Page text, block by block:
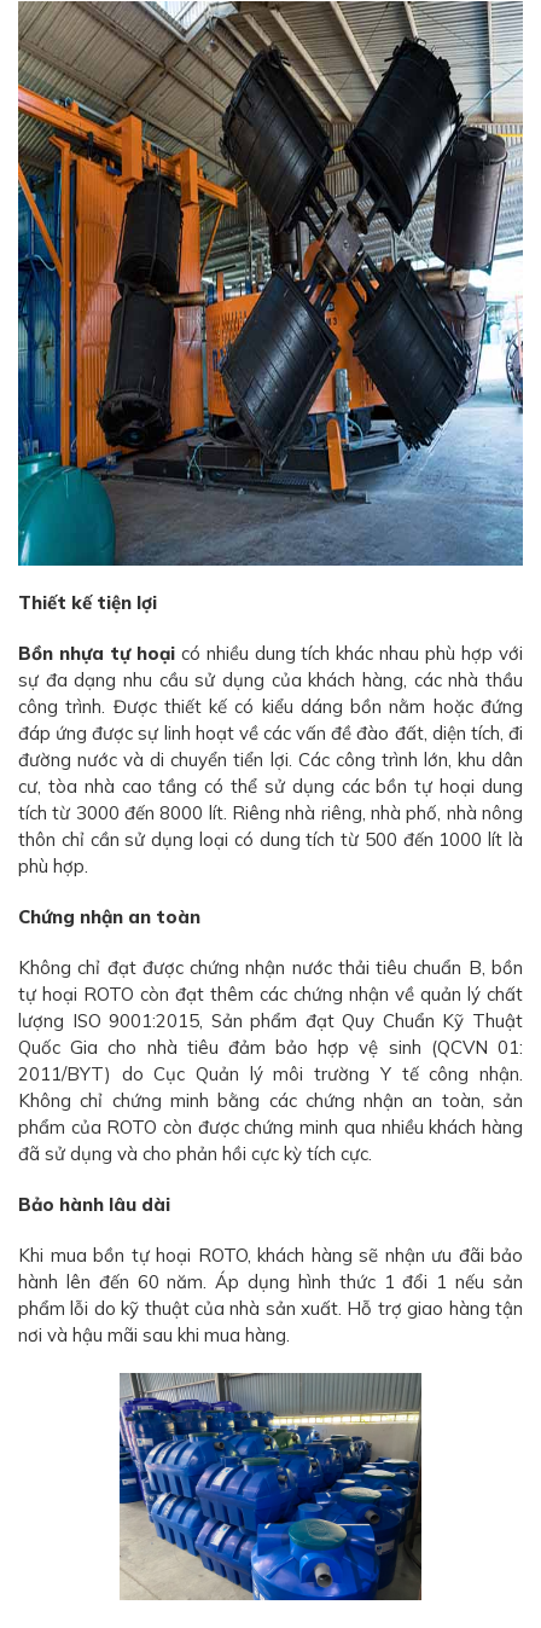
Thiết kế tiện lợi
Bồn nhựa tự hoạicó nhiều dung tích khác nhau phù hợp với
sự đa dạng nhu cầu sử dụng của khách hàng, các nhà thầu
công trình. Được thiết kế có kiểu dáng bồn nằm hoặc đứng
đáp ứng được sự linh hoạt về các vấn đề đào đất, diện tích, đi
đường nước và di chuyển tiển lợi. Các công trình lớn, khu dân
cư, tòa nhà cao tầng có thể sử dụng các bồn tự hoại dung
tích từ 3000 đến 8000 lít. Riêng nhà riêng, nhà phố, nhà nông
thôn chỉ cần sử dụng loại có dung tích từ 500 đến 1000 lít là
phù hợp.
Chứng nhận an toàn
Không chỉ đạt được chứng nhận nước thải tiêu chuẩn B, bồn
tự hoại ROTO còn đạt thêm các chứng nhận về quản lý chất
lượng ISO 9001:2015, Sản phẩm đạt Quy Chuẩn Kỹ Thuật
Quốc Gia cho nhà tiêu đảm bảo hợp vệ sinh (QCVN 01:
2011/BYT) do Cục Quản lý môi trường Y tế công nhận.
Không chỉ chứng minh bằng các chứng nhận an toàn, sản
phẩm của ROTO còn được chứng minh qua nhiều khách hàng
đã sử dụng và cho phản hồi cực kỳ tích cực.
Bảo hành lâu dài
Khi mua bồn tự hoại ROTO, khách hàng sẽ nhận ưu đãi bảo
hành lên đến 60 năm. Áp dụng hình thức 1 đổi 1 nếu sản
phẩm lỗi do kỹ thuật của nhà sản xuất. Hỗ trợ giao hàng tận
nơi và hậu mãi sau khi mua hàng.